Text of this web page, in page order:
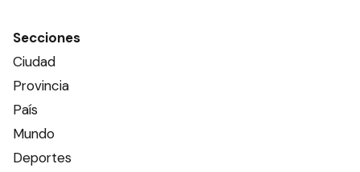
Secciones
Ciudad
Provincia
País
Mundo
Deportes